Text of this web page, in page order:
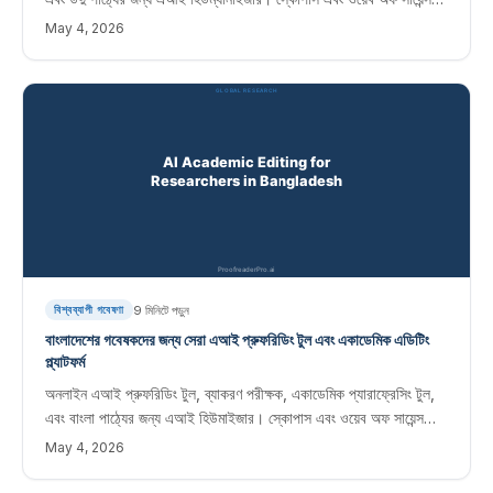
জার্নালে প্রকাশিত পাকিস্তানি গবেষকদের জন্য তাত্ক্ষণিক সম্পাদনা সফ্টওয়্যার।
May 4, 2026
বিশ্বব্যাপী গবেষণা 9 মিনিটে পড়ুন
বাংলাদেশের গবেষকদের জন্য সেরা এআই প্রুফরিডিং টুল এবং একাডেমিক এডিটিং
প্ল্যাটফর্ম
অনলাইন এআই প্রুফরিডিং টুল, ব্যাকরণ পরীক্ষক, একাডেমিক প্যারাফ্রেসিং টুল,
এবং বাংলা পাঠ্যের জন্য এআই হিউমাইজার। স্কোপাস এবং ওয়েব অফ সায়েন্স
জার্নালে প্রকাশিত বাংলাদেশী গবেষকদের জন্য তাত্ক্ষণিক সম্পাদনা সফ্টওয়্যার।
May 4, 2026